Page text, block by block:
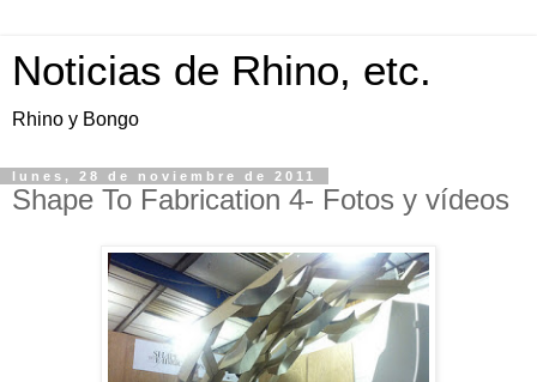
Noticias de Rhino, etc.
Rhino y Bongo
lunes, 28 de noviembre de 2011
Shape To Fabrication 4- Fotos y vídeos